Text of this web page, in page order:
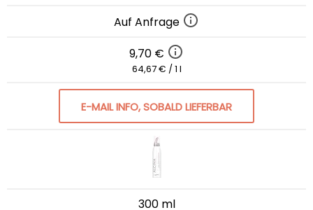
Auf Anfrage
9,70 €
64,67 € / 1 l
E-MAIL INFO, SOBALD LIEFERBAR
300 ml